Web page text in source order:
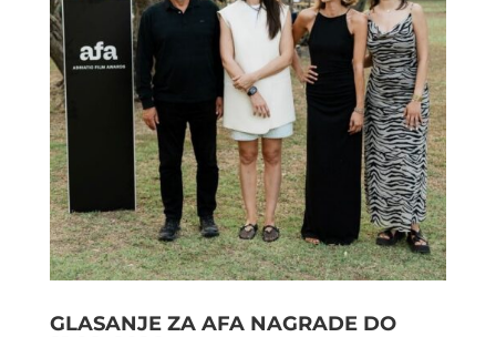
GLASANJE ZA AFA NAGRADE DO